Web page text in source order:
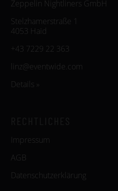
Zeppelin Nightliners GmbH
Stelzhamerstraße 1
4053 Haid
+43 7229 22 363
linz@eventwide.com
Details »
Impressum
AGB
Datenschutzerklärung